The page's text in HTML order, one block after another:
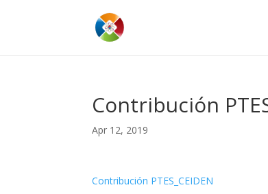
Contribución
Apr 12, 2019
Contribución PTES_CEIDEN